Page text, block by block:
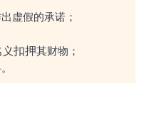
虚假的承诺；
扣押其财物；